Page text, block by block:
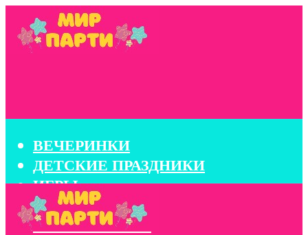
ВЕЧЕРИНКИ
ДЕТСКИЕ ПРАЗДНИКИ
ИГРЫ
КОНКУРСЫ
КОРПОРАТИВЫ